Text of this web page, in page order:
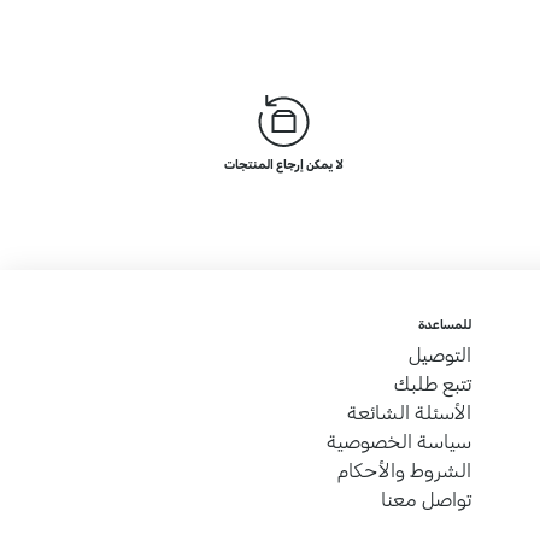
لا يمكن إرجاع المنتجات
للمساعدة
التوصيل
تتبع طلبك
الأسئلة الشائعة
سياسة الخصوصية
الشروط والأحكام
تواصل معنا